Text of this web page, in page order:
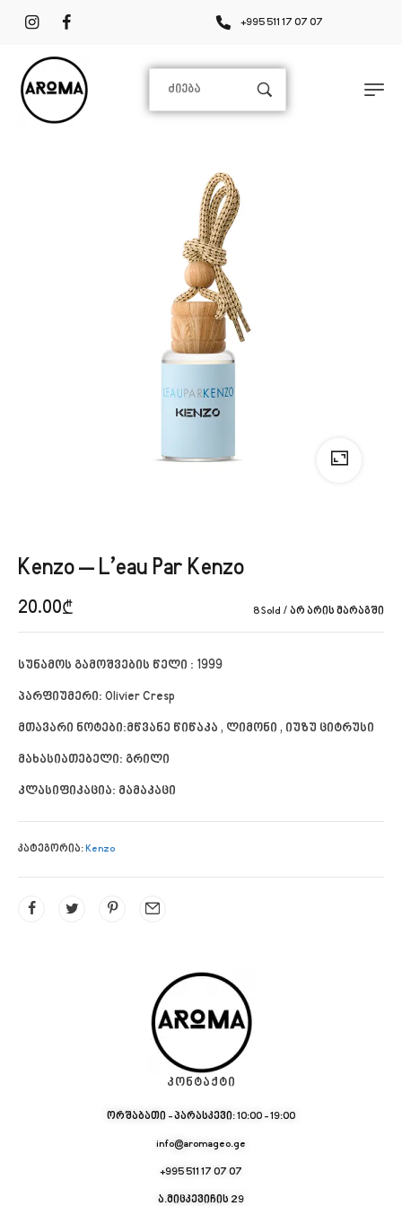
+995 511 17 07 07
Kenzo – L’eau Par Kenzo
8 Sold არ არის მარაგში
20.00₾
სუნამოს გამოშვების წელი : 1999
პარფიუმერი: Olivier Cresp
მთავარი ნოტები:მწვანე წიწაკა , ლიმონი , იუზუ ციტრუსი
მახასიათებელი: გრილი
კლასიფიკაცია: მამაკაცი
კატეგორია:Kenzo
ᲙᲝᲜᲢᲐᲥᲢᲘ
ორშაბათი - პარასკევი: 10:00 - 19:00
info@aromageo.ge
+995 511 17 07 07
ა.მიცკევიჩის 29